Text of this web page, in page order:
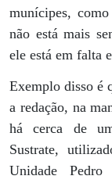
munícipes,
não está mais
ele está em falta
Exemplo disso é
a redação, na
há cerca de
Sustrate,
Unidade